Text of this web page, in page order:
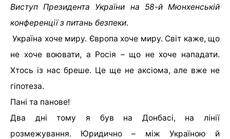
Виступ Президента України на 58-й Мюнхенській
конференції з питань безпеки.
Україна хоче миру. Європа хоче миру. Світ каже, що
не хоче воювати, а Росія – що не хоче нападати.
Хтось із нас бреше. Це ще не аксіома, але вже не
гіпотеза.
Пані та панове!
Два дні тому я був на Донбасі, на лінії
розмежування. Юридично – між Україною й